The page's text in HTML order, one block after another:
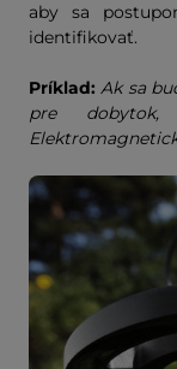
aby sa
identifikovať.
Príklad: Ak sa
pre